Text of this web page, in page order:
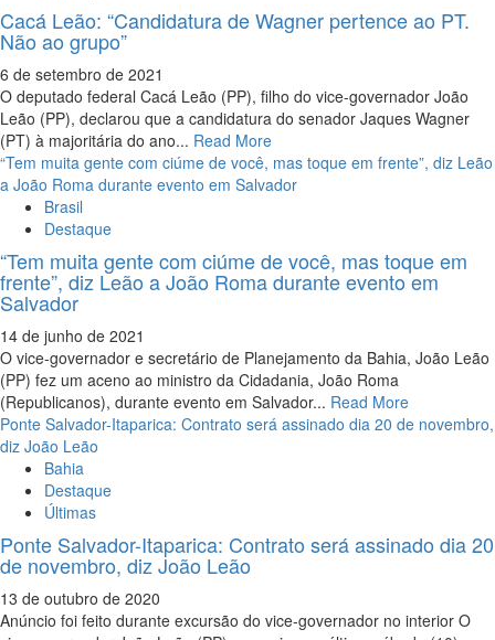
Cacá Leão: “Candidatura de Wagner pertence ao PT.
Não ao grupo”
6 de setembro de 2021
O deputado federal Cacá Leão (PP), filho do vice-governador João
Leão (PP), declarou que a candidatura do senador Jaques Wagner
(PT) à majoritária do ano... Read More
“Tem muita gente com ciúme de você, mas toque em frente”, diz Leão
a João Roma durante evento em Salvador
Brasil
Destaque
“Tem muita gente com ciúme de você, mas toque em
frente”, diz Leão a João Roma durante evento em
Salvador
14 de junho de 2021
O vice-governador e secretário de Planejamento da Bahia, João Leão
(PP) fez um aceno ao ministro da Cidadania, João Roma
(Republicanos), durante evento em Salvador... Read More
Ponte Salvador-Itaparica: Contrato será assinado dia 20 de novembro,
diz João Leão
Bahia
Destaque
Últimas
Ponte Salvador-Itaparica: Contrato será assinado dia 20
de novembro, diz João Leão
13 de outubro de 2020
Anúncio foi feito durante excursão do vice-governador no interior O